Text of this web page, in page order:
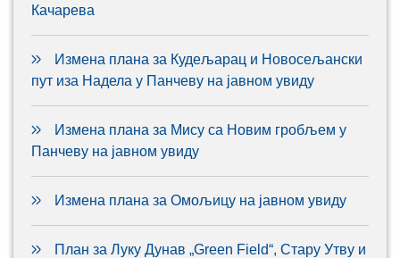
Качарева
Измена плана за Кудељарац и Новосељански
пут иза Надела у Панчеву на јавном увиду
Измена плана за Мису са Новим гробљем у
Панчеву на јавном увиду
Измена плана за Омољицу на јавном увиду
План за Луку Дунав „Green Field“, Стару Утву и